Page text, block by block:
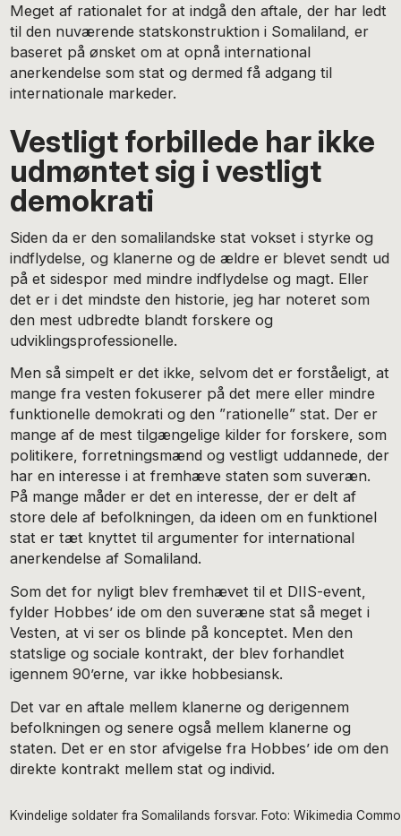
Meget af rationalet for at indgå den aftale, der har ledt
til den nuværende statskonstruktion i Somaliland, er
baseret på ønsket om at opnå international
anerkendelse som stat og dermed få adgang til
internationale markeder.
Vestligt forbillede har ikke
udmøntet sig i vestligt
demokrati
Siden da er den somalilandske stat vokset i styrke og
indflydelse, og klanerne og de ældre er blevet sendt ud
på et sidespor med mindre indflydelse og magt. Eller
det er i det mindste den historie, jeg har noteret som
den mest udbredte blandt forskere og
udviklingsprofessionelle.
Men så simpelt er det ikke, selvom det er forståeligt, at
mange fra vesten fokuserer på det mere eller mindre
funktionelle demokrati og den ”rationelle” stat. Der er
mange af de mest tilgængelige kilder for forskere, som
politikere, forretningsmænd og vestligt uddannede, der
har en interesse i at fremhæve staten som suveræn.
På mange måder er det en interesse, der er delt af
store dele af befolkningen, da ideen om en funktionel
stat er tæt knyttet til argumenter for international
anerkendelse af Somaliland.
Som det for nyligt blev fremhævet til et DIIS-event,
fylder Hobbes’ ide om den suveræne stat så meget i
Vesten, at vi ser os blinde på konceptet. Men den
statslige og sociale kontrakt, der blev forhandlet
igennem 90’erne, var ikke hobbesiansk.
Det var en aftale mellem klanerne og derigennem
befolkningen og senere også mellem klanerne og
staten. Det er en stor afvigelse fra Hobbes’ ide om den
direkte kontrakt mellem stat og individ.
Kvindelige soldater fra Somalilands forsvar. Foto: Wikimedia